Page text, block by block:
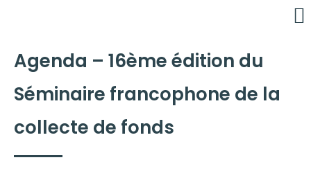
Agenda – 16ème édition du
Séminaire francophone de la
collecte de fonds